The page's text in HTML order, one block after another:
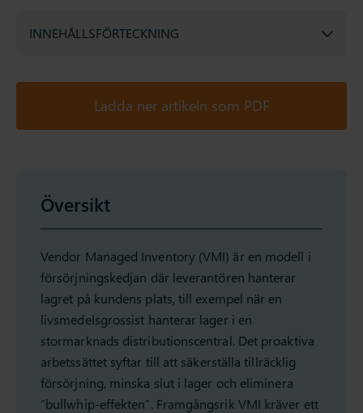
INNEHÅLLSFÖRTECKNING
Ladda ner artikeln som PDF
Översikt
Vendor Managed Inventory (VMI) är en modell i
försörjningskedjan där leverantören hanterar
lagret på kundens plats, till exempel när en
livsmedelsgrossist hanterar lager i en
stormarknads distributionscentral. Det proaktiva
arbetssättet syftar till att säkerställa tillräcklig
försörjning, minska slut i lager och eliminera
”bullwhip-effekten”. Framgångsrik VMI kräver ett